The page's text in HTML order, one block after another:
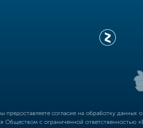
вы предоставляете согласие на обработку
Обществом с ограниченной